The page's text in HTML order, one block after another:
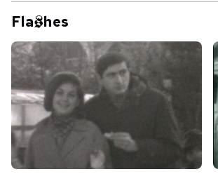
Fla hes